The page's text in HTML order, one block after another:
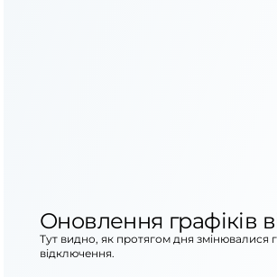
Оновлення графіків
Тут видно, як протягом дня змінювалися
відключення.